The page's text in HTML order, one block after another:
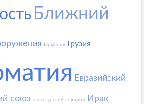
Ближний
Германия Грузия
Евразийский
союз Зангезурский коридор Ирак